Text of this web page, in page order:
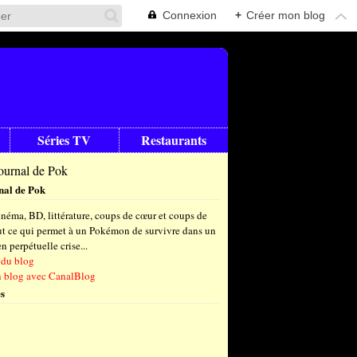
Connexion + Créer mon blog
Séries TV Restaurants
de Pok
BD, littérature, coups de cœur et coups de
ce qui permet à un Pokémon de survivre dans un
perpétuelle crise...
blog
blog avec CanalBlog